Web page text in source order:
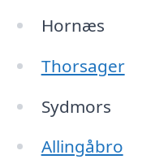
Hornæs
Thorsager
Sydmors
Allingåbro